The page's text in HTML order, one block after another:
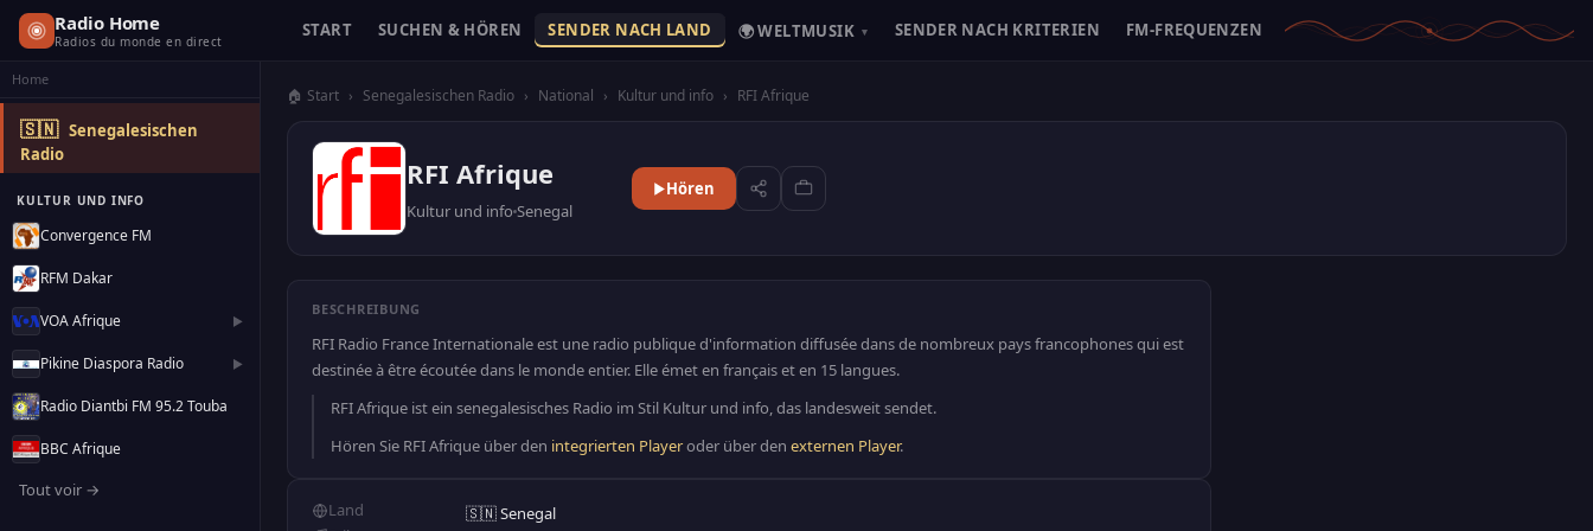
Radio Home
Radios du monde en direct
START SUCHEN & HÖREN SENDER NACH LAND 🌍 WELTMUSIK ▾ SENDER NACH KRITERIEN FM-FREQUENZEN
Home
🇸🇳 Senegalesischen
Radio
KULTUR UND INFO
Convergence FM
RFM Dakar
VOA Afrique ▶
Pikine Diaspora Radio ▶
Radio Diantbi FM 95.2 Touba
BBC Afrique
Tout voir →
🏠 Start › Senegalesischen Radio › National › Kultur und info › RFI Afrique
RFI Afrique
Kultur und info Senegal
Hören
BESCHREIBUNG
RFI Radio France Internationale est une radio publique d'information diffusée dans de nombreux pays francophones qui est
destinée à être écoutée dans le monde entier. Elle émet en français et en 15 langues.
RFI Afrique ist ein senegalesisches Radio im Stil Kultur und info, das landesweit sendet.
Hören Sie RFI Afrique über den integrierten Playeroder über den externen Player.
Land
🇸🇳 Senegal